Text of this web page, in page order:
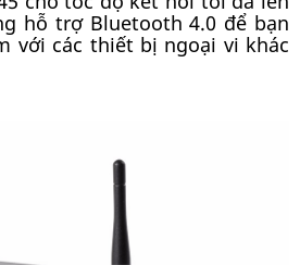
hỗ trợ Bluetooth 4.0 để bạn
với các thiết bị ngoại vi khác